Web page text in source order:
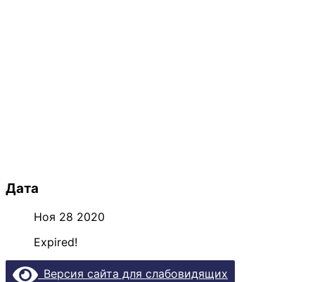
Дата
Ноя 28 2020
Expired!
Версия сайта для слабовидящих